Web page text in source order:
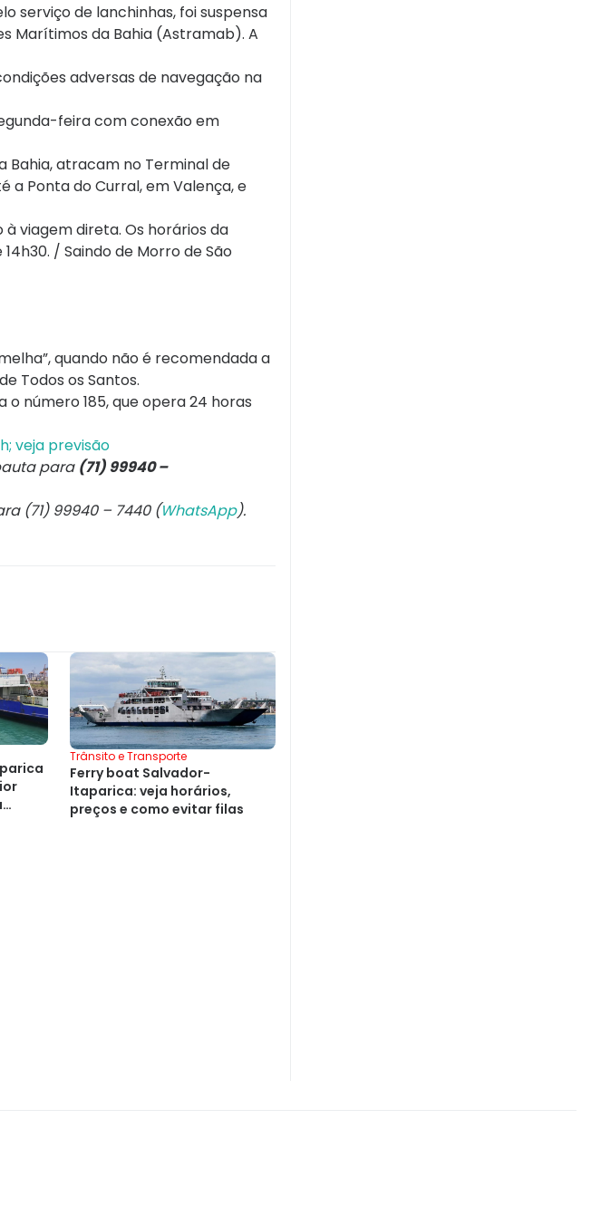
serviço de lanchinhas, foi suspensa
Marítimos da Bahia (Astramab). A
adversas de navegação na
feira com conexão em
Bahia, atracam no Terminal de
a Ponta do Curral, em Valença, e
viagem direta. Os horários da
/ Saindo de Morro de São
quando não é recomendada a
Todos os Santos.
número 185, que opera 24 horas
veja previsão
para (71) 99940 –
(71) 99940 – 7440 (WhatsApp).
Trânsito e Transporte
Ferry boat Salvador-
Itaparica: veja horários,
preços e como evitar filas